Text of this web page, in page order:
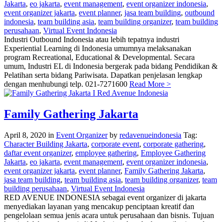
Jakarta, eo jakarta, event management, event organizer indonesia,
event organizer jakarta, event planner, jasa team building, outbound
indonesia, team building asia, team building organizer, team building
perusahaan, Virtual Event Indonesia
Industri Outbound Indonesia atau lebih tepatnya industri
Experiential Learning di Indonesia umumnya melaksanakan
program Recreational, Educational & Developmental. Secara
umum, Industri EL di Indonesia bergerak pada bidang Pendidikan &
Pelatihan serta bidang Pariwisata. Dapatkan penjelasan lengkap
dengan menhubungi telp. 021-7271600 Read More >
Family Gathering Jakarta
April 8, 2020 in Event Organizer by redavenueindonesia Tag:
Character Building Jakarta, corporate event, corporate gathering,
daftar event organizer, employee gathering, Employee Gathering
Jakarta, eo jakarta, event management, event organizer indonesia,
event organizer jakarta, event planner, Family Gathering Jakarta,
jasa team building, team building asia, team building organizer, team
building perusahaan, Virtual Event Indonesia
RED AVENUE INDONESIA sebagai event organizer di jakarta
menyediakan layanan yang mencakup penciptaan kreatif dan
pengelolaan semua jenis acara untuk perusahaan dan bisnis. Tujuan